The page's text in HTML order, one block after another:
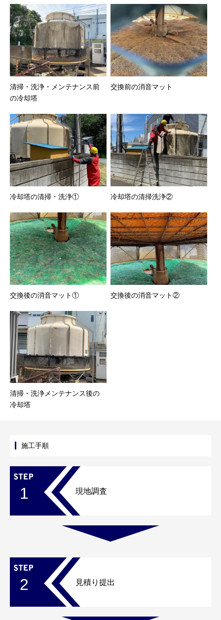
清掃・洗浄・メンテナンス前
の冷却塔
交換前の消音マット
冷却塔の清掃・洗浄① 冷却塔の清掃洗浄②
交換後の消音マット① 交換後の消音マット②
清掃・洗浄メンテナンス後の
冷却塔
施工手順
1 現地調査
2 見積り提出